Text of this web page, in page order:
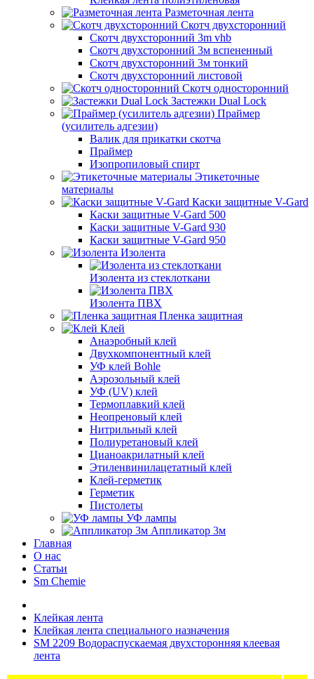
Разметочная лента
Скотч двухсторонний
Скотч двухсторонний 3m vhb
Скотч двухсторонний 3м вспененный
Скотч двухсторонний 3м тонкий
Скотч двухсторонний листовой
Скотч односторонний
Застежки Dual Lock
Праймер
(усилитель адгезии)
Валик для прикатки скотча
Праймер
Изопропиловый спирт
Этикеточные
материалы
Каски защитные V-Gard
Каски защитные V-Gard 500
Каски защитные V-Gard 930
Каски защитные V-Gard 950
Изолента
Изолента из стеклоткани
Изолента ПВХ
Пленка защитная
Клей
Анаэробный клей
Двухкомпонентный клей
УФ клей Bohle
Аэрозольный клей
УФ (UV) клей
Термоплавкий клей
Неопреновый клей
Нитрильный клей
Полиуретановый клей
Цианоакрилатный клей
Этиленвинилацетатный клей
Клей-герметик
Герметик
Пистолеты
УФ лампы
Аппликатор 3м
Главная
О нас
Статьи
Sm Chemie
Клейкая лента
Клейкая лента специального назначения
SM 2209 Водораспускаемая двухсторонняя клеевая
лента